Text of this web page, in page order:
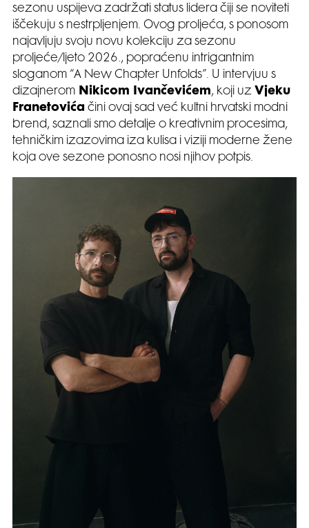
sezonu uspijeva zadržati status lidera čiji se noviteti
iščekuju s nestrpljenjem. Ovog proljeća, s ponosom
najavljuju svoju novu kolekciju za sezonu
proljeće/ljeto 2026., popraćenu intrigantnim
sloganom “A New Chapter Unfolds”. U intervjuu s
dizajnerom Nikicom Ivančevićem, koji uz Vjeku
Franetovića čini ovaj sad već kultni hrvatski modni
brend, saznali smo detalje o kreativnim procesima,
tehničkim izazovima iza kulisa i viziji moderne žene
koja ove sezone ponosno nosi njihov potpis.